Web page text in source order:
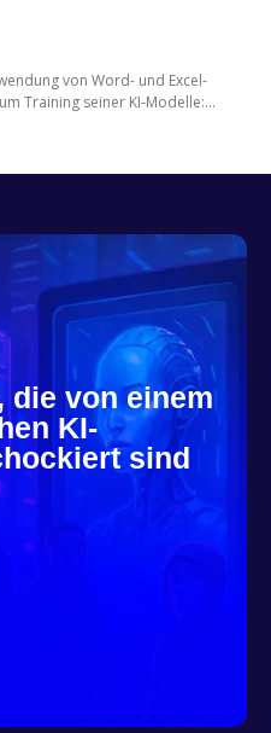
von Word- und Excel-
Training seiner KI-Modelle:...
die von einem
KI-
sind